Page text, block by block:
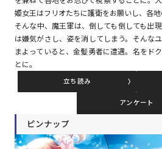
コミックパルフェ
コミックエッセイ
姫女王はフリオたちに護衛をお願いし、各地
そんな中、魔王軍は、倒しても倒しても出
は嫌気がさし、姿を消してしまう。そんな
まよっていると、金髪勇者に遭遇。名をド
とに。
立ち読み
アンケート
ピンナップ